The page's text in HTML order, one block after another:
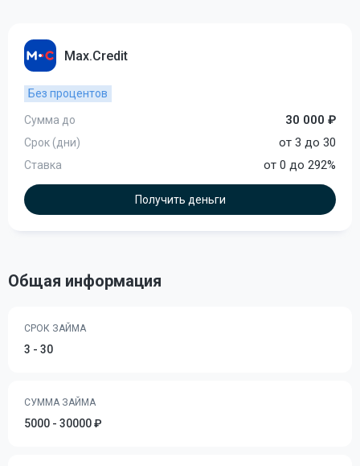
Max.Credit
Без процентов
Сумма до 30 000 ₽
Срок (дни) от 3 до 30
Ставка от 0 до 292%
Получить деньги
Общая информация
СРОК ЗАЙМА
3 - 30
СУММА ЗАЙМА
5000 - 30000 ₽